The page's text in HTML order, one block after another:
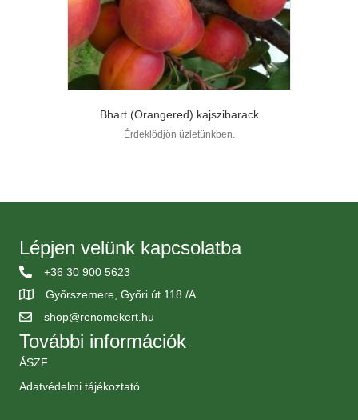
Bhart (Orangered) kajszibarack
Érdeklődjön üzletünkben.
Lépjen velünk kapcsolatba
+36 30 900 5623
Győrszemere, Győri út 118./A
shop@renomekert.hu
További információk
ÁSZF
Adatvédelmi tájékoztató